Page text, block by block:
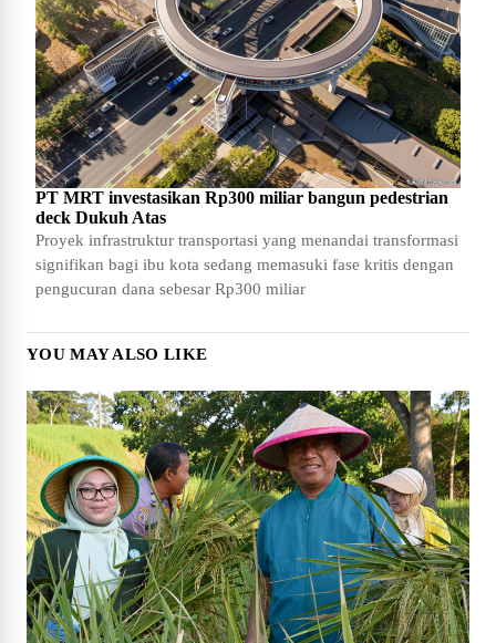
PT MRT investasikan Rp300 miliar bangun pedestrian
deck Dukuh Atas
Proyek infrastruktur transportasi yang menandai transformasi
signifikan bagi ibu kota sedang memasuki fase kritis dengan
pengucuran dana sebesar Rp300 miliar
YOU MAY ALSO LIKE